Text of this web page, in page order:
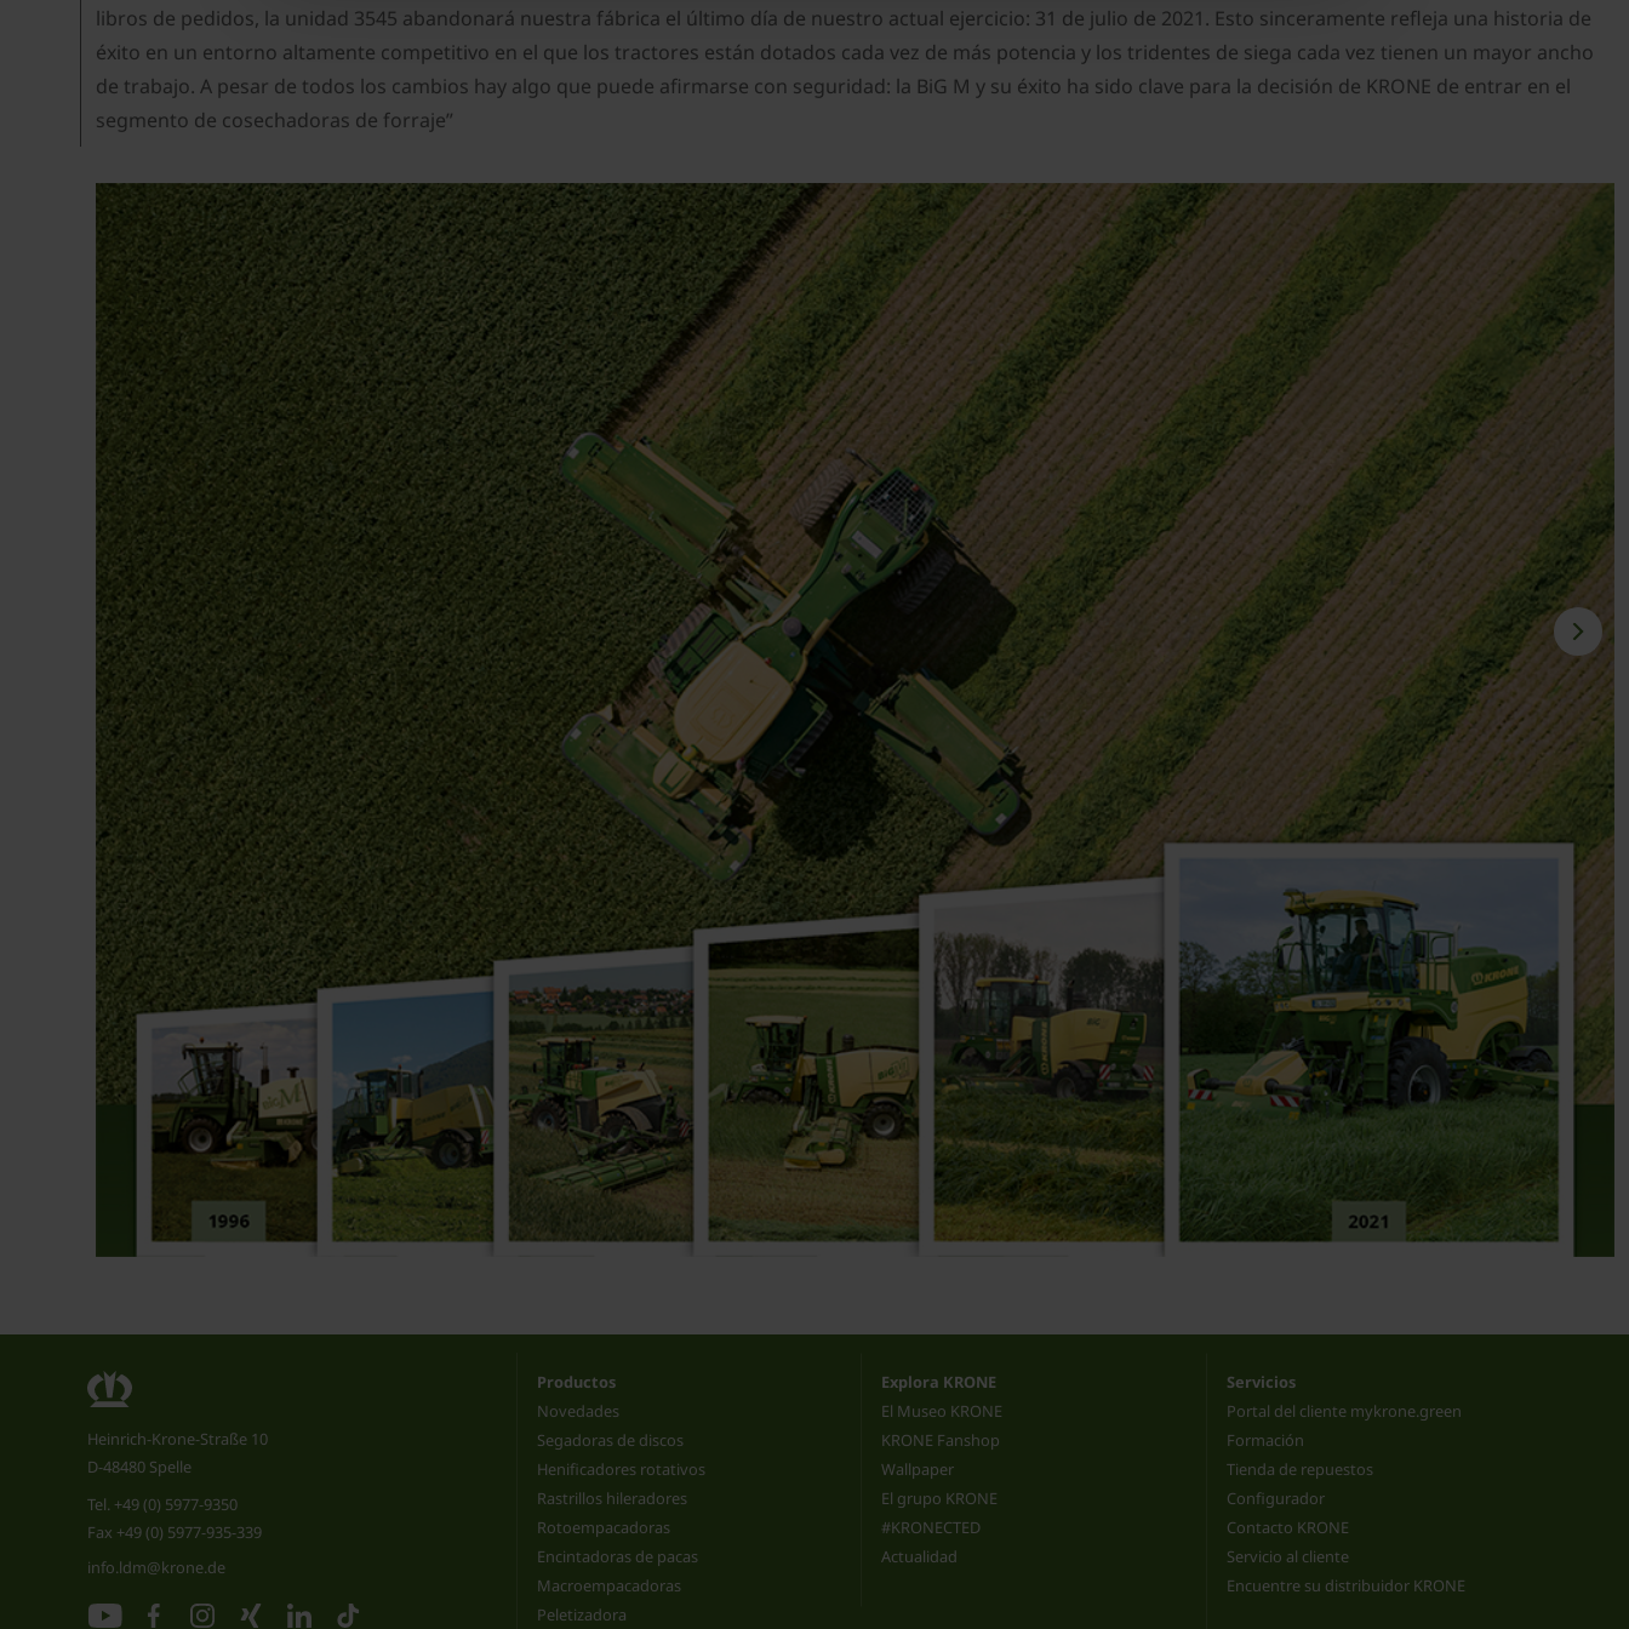
libros de pedidos, la unidad 3545 abandonará nuestra fábrica el último día de nuestro actual ejercicio: 31 de julio de 2021. Esto sinceramente refleja una historia de
éxito en un entorno altamente competitivo en el que los tractores están dotados cada vez de más potencia y los tridentes de siega cada vez tienen un mayor ancho
de trabajo. A pesar de todos los cambios hay algo que puede afirmarse con seguridad: la BiG M y su éxito ha sido clave para la decisión de KRONE de entrar en el
segmento de cosechadoras de forraje”
Heinrich-Krone-Straße 10
D-48480 Spelle
Tel. +49 (0) 5977-9350
Fax +49 (0) 5977-935-339
info.ldm@krone.de
Productos
Novedades
Segadoras de discos
Henificadores rotativos
Rastrillos hileradores
Rotoempacadoras
Encintadoras de pacas
Macroempacadoras
Peletizadora
Explora KRONE
El Museo KRONE
KRONE Fanshop
Wallpaper
El grupo KRONE
#KRONECTED
Actualidad
Servicios
Portal del cliente mykrone.green
Formación
Tienda de repuestos
Configurador
Contacto KRONE
Servicio al cliente
Encuentre su distribuidor KRONE